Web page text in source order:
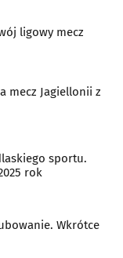
ligowy mecz
mecz Jagiellonii z
sportu.
rok
Wkrótce